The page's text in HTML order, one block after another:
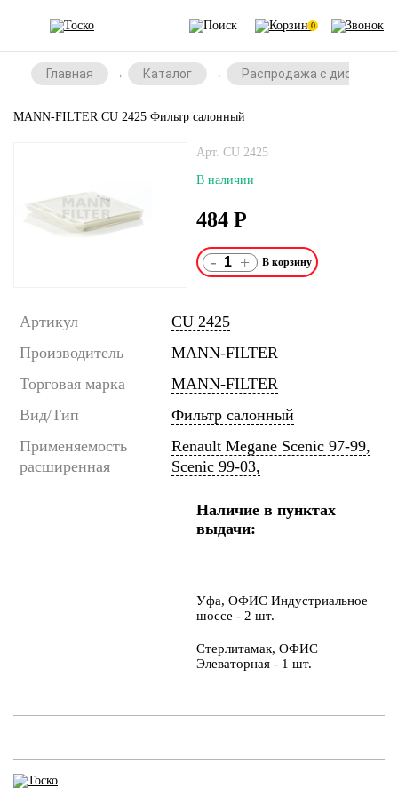
0
Главная Каталог Распродажа с дисконтом
MANN-FILTER CU 2425 Фильтр салонный
Арт. CU 2425
В наличии
484 Р
- +
Артикул
CU 2425
Производитель
MANN-FILTER
Торговая марка
MANN-FILTER
Вид/Тип
Фильтр салонный
Применяемость
расширенная
Renault Megane Scenic 97-99,
Scenic 99-03,
Наличие в пунктах
выдачи:
Уфа, ОФИС Индустриальное
шоссе - 2 шт.
Стерлитамак, ОФИС
Элеваторная - 1 шт.